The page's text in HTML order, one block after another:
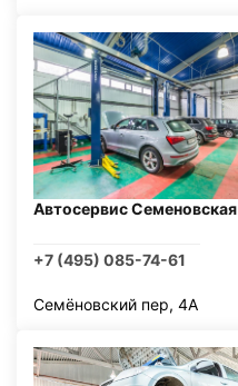
Автосервис Семеновская
+7 (495) 085-74-61
Семёновский пер, 4А